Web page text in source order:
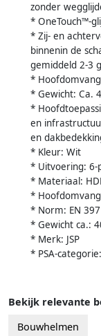
zonder
* OneTouch™-
* Zij- en
binnenin de
gemiddeld 2-3
*
* Gewicht: Ca.
*
en
en
* Kleur: Wit
* Uitvoering: 6-
* Materiaal:
*
* Norm: EN 397
* Gewicht ca.:
* Merk: JSP
* PSA-
Bekijk relevante
Bouwhelmen